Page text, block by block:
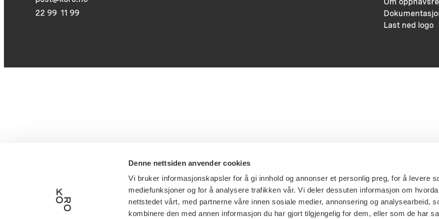
Denne nettsiden anvender cookies
Vi bruker informasjonskapsler for å gi innhold og annonser et personlig preg, for å levere
mediefunksjoner og for å analysere trafikken vår. Vi deler dessuten informasjon om
nettstedet vårt, med partnerne våre innen sosiale medier, annonsering og analysearbeid,
kombinere den med annen informasjon du har gjort tilgjengelig for dem, eller som de har
22 99 11 99
Last ned logo